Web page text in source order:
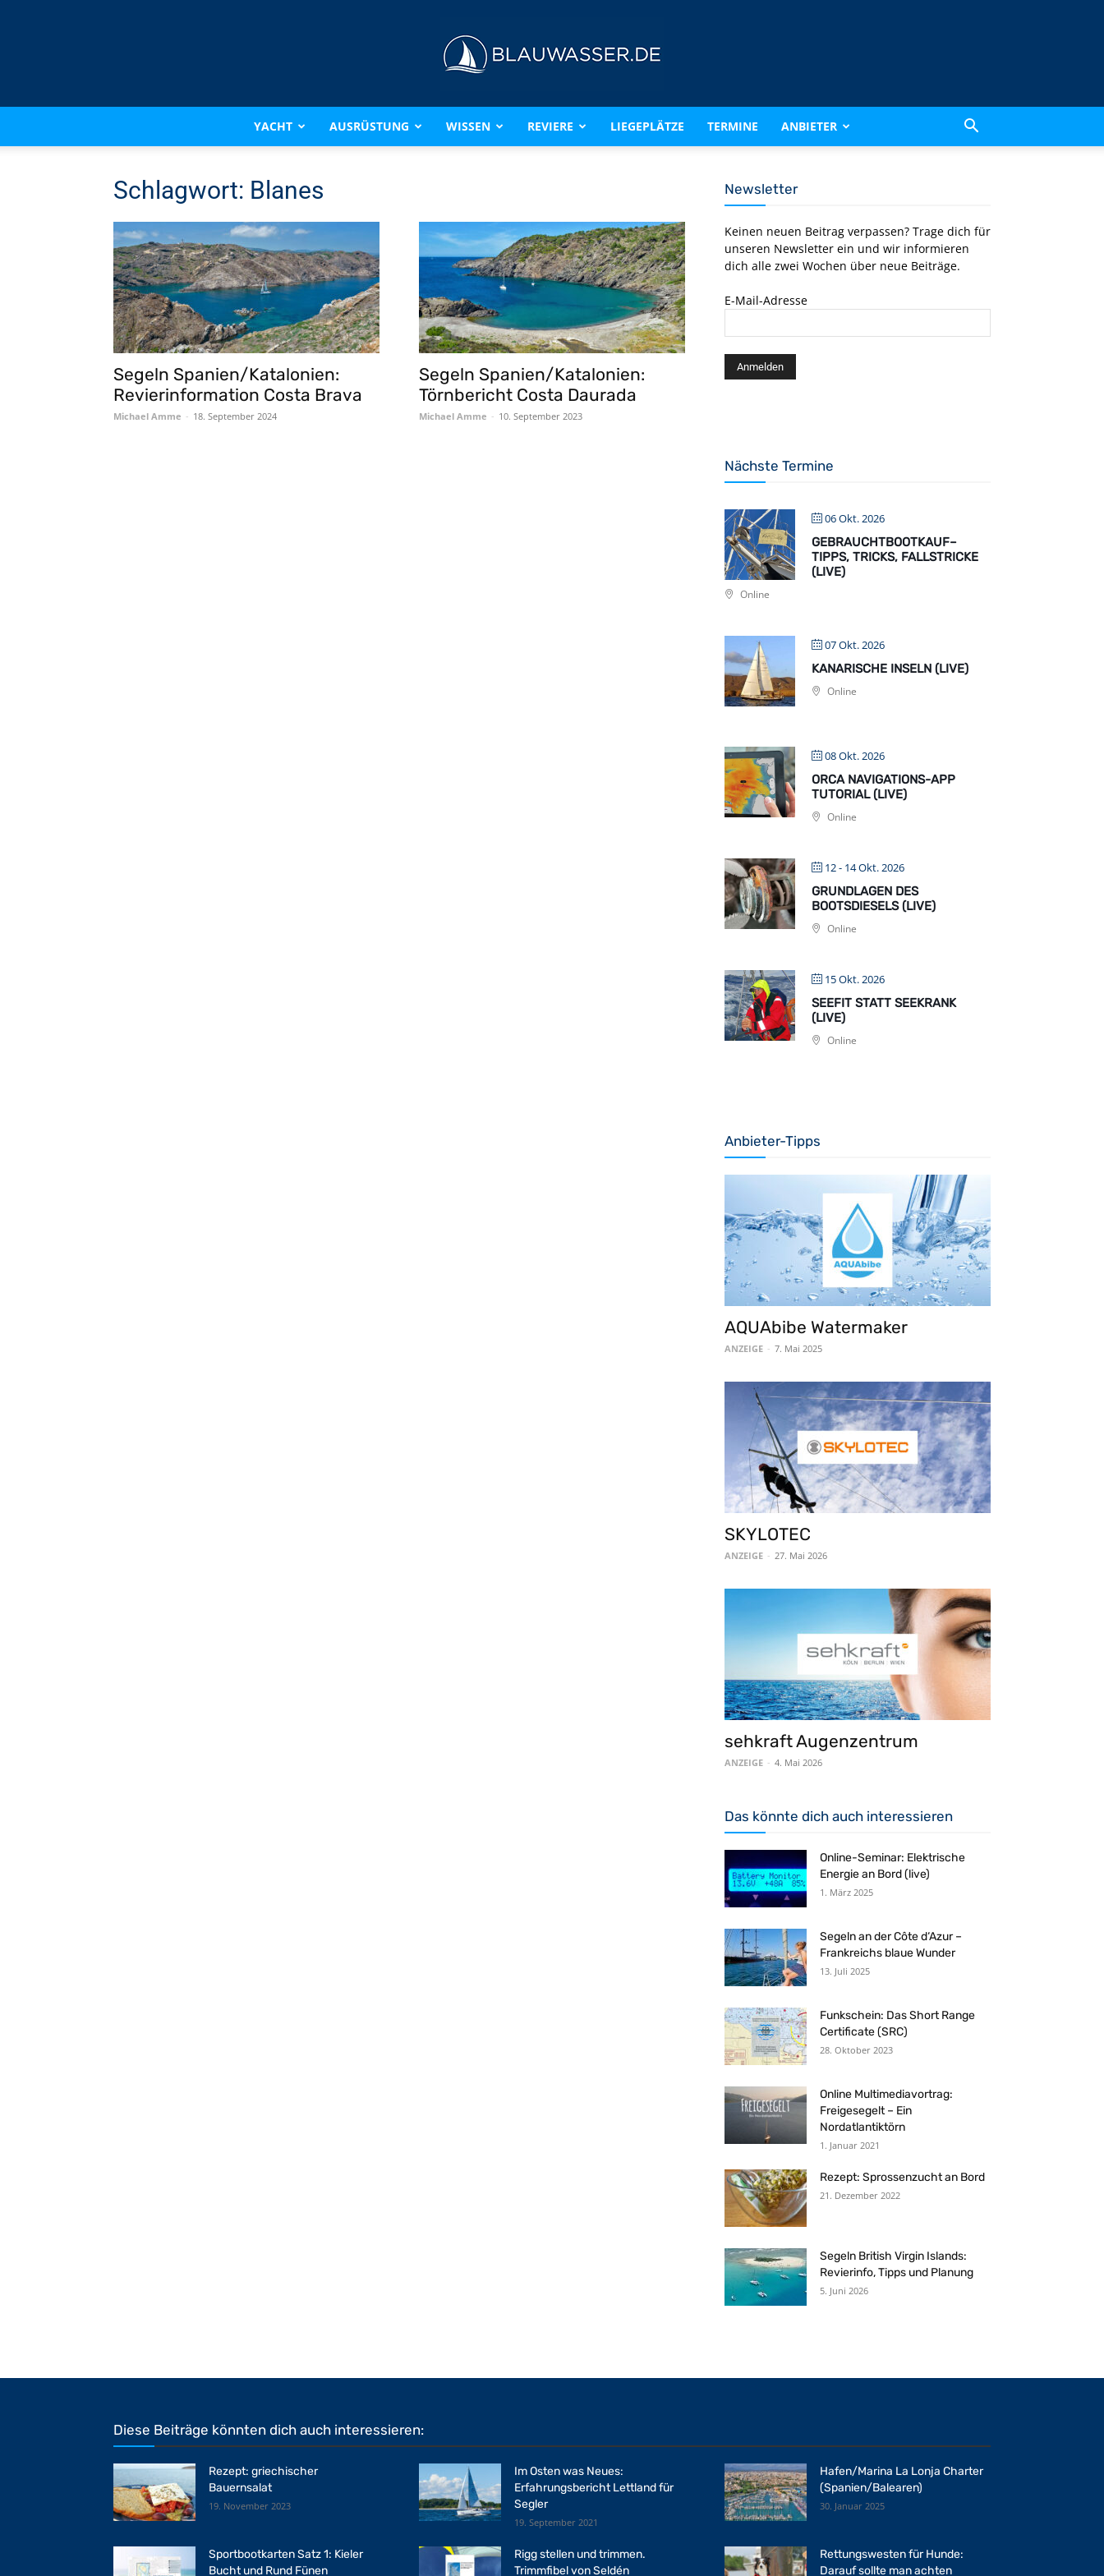
BLAUWASSER.DE
YACHT AUSRÜSTUNG WISSEN REVIERE LIEGEPLÄTZE TERMINE ANBIETER
Schlagwort: Blanes
Segeln Spanien/Katalonien:
Revierinformation Costa Brava
Michael Amme - 18. September 2024
Segeln Spanien/Katalonien:
Törnbericht Costa Daurada
Michael Amme - 10. September 2023
Newsletter
Keinen neuen Beitrag verpassen? Trage dich für
unseren Newsletter ein und wir informieren
dich alle zwei Wochen über neue Beiträge.
E-Mail-Adresse
Nächste Termine
06 Okt. 2026
GEBRAUCHTBOOTKAUF–
TIPPS, TRICKS, FALLSTRICKE
(LIVE)
Online
07 Okt. 2026
KANARISCHE INSELN (LIVE)
Online
08 Okt. 2026
ORCA NAVIGATIONS-APP
TUTORIAL (LIVE)
Online
12 - 14 Okt. 2026
GRUNDLAGEN DES
BOOTSDIESELS (LIVE)
Online
15 Okt. 2026
SEEFIT STATT SEEKRANK
(LIVE)
Online
Anbieter-Tipps
AQUAbibe Watermaker
ANZEIGE - 7. Mai 2025
SKYLOTEC
ANZEIGE - 27. Mai 2026
sehkraft Augenzentrum
ANZEIGE - 4. Mai 2026
Das könnte dich auch interessieren
Online-Seminar: Elektrische
Energie an Bord (live)
1. März 2025
Segeln an der Côte d‘Azur –
Frankreichs blaue Wunder
13. Juli 2025
Funkschein: Das Short Range
Certificate (SRC)
28. Oktober 2023
Online Multimediavortrag:
Freigesegelt – Ein
Nordatlantiktörn
1. Januar 2021
Rezept: Sprossenzucht an Bord
21. Dezember 2022
Segeln British Virgin Islands:
Revierinfo, Tipps und Planung
5. Juni 2026
Diese Beiträge könnten dich auch interessieren:
Rezept: griechischer
Bauernsalat
19. November 2023
Im Osten was Neues:
Erfahrungsbericht Lettland für
Segler
19. September 2021
Hafen/Marina La Lonja Charter
(Spanien/Balearen)
30. Januar 2025
Sportbootkarten Satz 1: Kieler
Bucht und Rund Fünen
Rigg stellen und trimmen.
Trimmfibel von Seldén
Rettungswesten für Hunde:
Darauf sollte man achten